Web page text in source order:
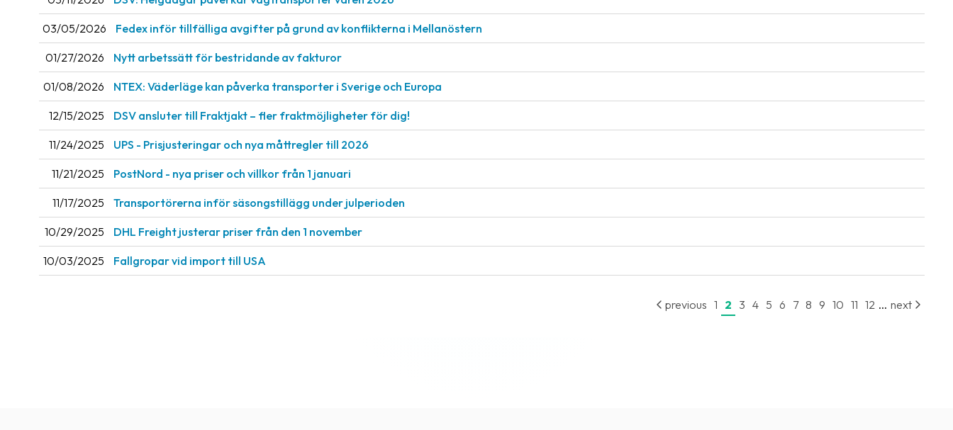
03/05/2026 Fedex inför tillfälliga avgifter på grund av konflikterna i Mellanöstern
01/27/2026 Nytt arbetssätt för bestridande av fakturor
01/08/2026 NTEX: Väderläge kan påverka transporter i Sverige och Europa
12/15/2025 DSV ansluter till Fraktjakt – fler fraktmöjligheter för dig!
11/24/2025 UPS - Prisjusteringar och nya måttregler till 2026
11/21/2025 PostNord - nya priser och villkor från 1 januari
11/17/2025 Transportörerna inför säsongstillägg under julperioden
10/29/2025 DHL Freight justerar priser från den 1 november
10/03/2025 Fallgropar vid import till USA
previous 1 2 3 4 5 6 7 8 9 10 11 12 ... next